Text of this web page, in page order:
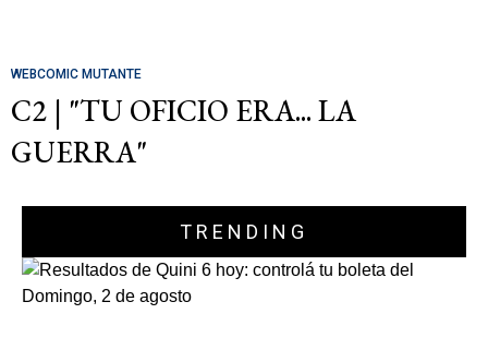
WEBCOMIC MUTANTE
C2 | "TU OFICIO ERA... LA
GUERRA"
TRENDING